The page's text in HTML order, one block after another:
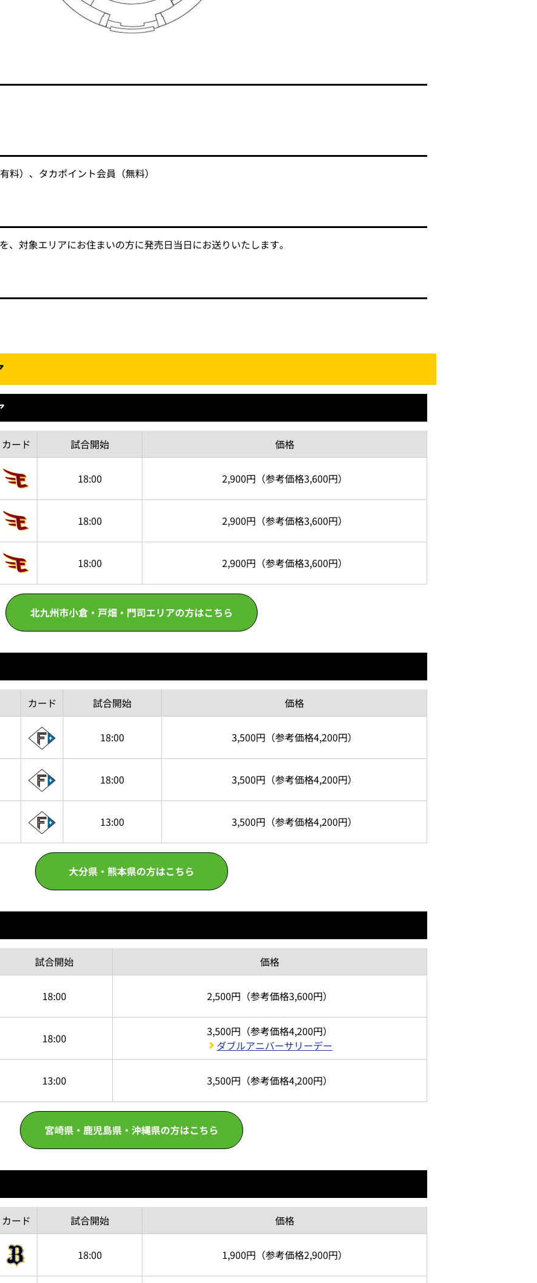
料）、タカポイント会員（無料）
、対象エリアにお住まいの方に発売日当日にお送りいたします。
カード 試合開始 価格
18:00 2,900円 （参考価格3,600円）
18:00 2,900円 （参考価格3,600円）
18:00 2,900円 （参考価格3,600円）
北九州市小倉・戸畑・門司エリアの方はこちら
カード 試合開始 価格
18:00 3,500円 （参考価格4,200円）
18:00 3,500円 （参考価格4,200円）
13:00 3,500円 （参考価格4,200円）
大分県・熊本県の方はこちら
試合開始 価格
18:00 2,500円 （参考価格3,600円）
18:00 3,500円 （参考価格4,200円）
ダブルアニバーサリーデー
13:00 3,500円 （参考価格4,200円）
宮崎県・鹿児島県・沖縄県の方はこちら
カード 試合開始 価格
18:00 1,900円 （参考価格2,900円）